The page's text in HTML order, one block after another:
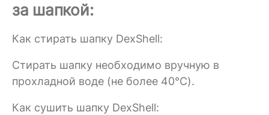
за шапкой:
Как стирать шапку DexShell:
Стирать шапку необходимо вручную в
прохладной воде (не более 40°C).
Как сушить шапку DexShell: